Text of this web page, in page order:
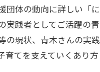
団体の動向に詳しい「に
実践者としてご活躍の青
の現状、青木さんの実践
育てを支えていくあり方